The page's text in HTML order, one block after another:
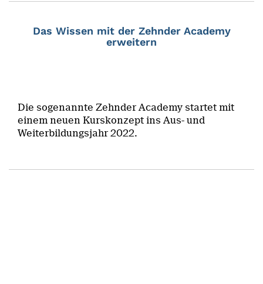
Das Wissen mit der Zehnder Academy
erweitern
Die sogenannte Zehnder Academy startet mit
einem neuen Kurskonzept ins Aus- und
Weiterbildungsjahr 2022.